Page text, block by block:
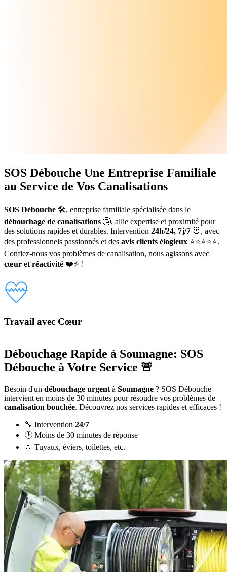
SOS Débouche Une Entreprise Familiale
au Service de Vos Canalisations
SOS Débouche 🛠️, entreprise familiale spécialisée dans le
débouchage de canalisations 🚰, allie expertise et proximité pour
des solutions rapides et durables. Intervention 24h/24, 7j/7 ⏰, avec
des professionnels passionnés et des avis clients élogieux ⭐⭐⭐⭐⭐.
Confiez-nous vos problèmes de canalisation, nous agissons avec
cœur et réactivité ❤️⚡ !
Travail avec Cœur
Débouchage Rapide à Soumagne: SOS
Débouche à Votre Service 🚨
Besoin d'un débouchage urgent à Soumagne ? SOS Débouche
intervient en moins de 30 minutes pour résoudre vos problèmes de
canalisation bouchée. Découvrez nos services rapides et efficaces !
🔧 Intervention 24/7
🕒 Moins de 30 minutes de réponse
💧 Tuyaux, éviers, toilettes, etc.